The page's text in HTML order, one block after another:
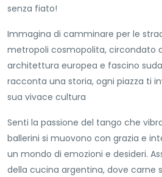
senza fiato!
Immagina di camminare per le
metropoli cosmopolita, circondato
architettura europea e fascino
racconta una storia, ogni piazza ti
sua vivace cultura
Senti la passione del tango che
ballerini si muovono con grazia e
un mondo di emozioni e desideri.
della cucina argentina, dove carne